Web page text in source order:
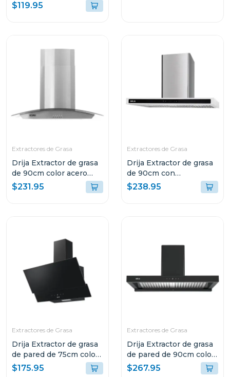
$119.95
Extractores de Grasa
Drija Extractor de grasa
de 90cm color acero
galaxy 90
$231.95
Extractores de Grasa
Drija Extractor de grasa
de 90cm con
iluminacion led quadrato
90
$238.95
Extractores de Grasa
Drija Extractor de grasa
de pared de 75cm color
negro
$175.95
Extractores de Grasa
Drija Extractor de grasa
de pared de 90cm color
negro
$267.95